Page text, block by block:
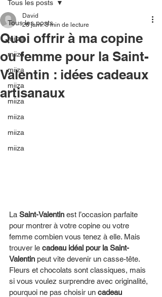
Tous les posts
miiza
miiza
miiza
miiza
miiza
miiza
miiza
miiza
Tous les posts
Quoi offrir à ma copine
ou femme pour la Saint-
Valentin : idées cadeaux
artisanaux
David
26 janv. 3 min de lecture
La Saint-Valentin est l’occasion parfaite
pour montrer à votre copine ou votre
femme combien vous tenez à elle. Mais
trouver le cadeau idéal pour la Saint-
Valentin peut vite devenir un casse-tête.
Fleurs et chocolats sont classiques, mais
si vous voulez surprendre avec originalité,
pourquoi ne pas choisir un cadeau